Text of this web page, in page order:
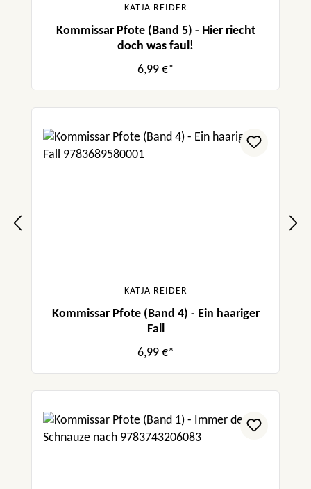
KATJA REIDER
Kommissar Pfote (Band 5) - Hier riecht
doch was faul!
6,99 €*
KATJA REIDER
Kommissar Pfote (Band 4) - Ein haariger
Fall
6,99 €*